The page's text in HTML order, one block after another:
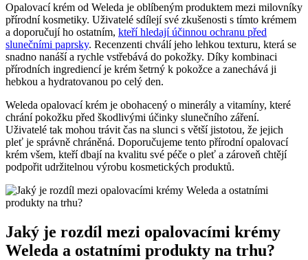
Opalovací krém od Weleda je oblíbeným produktem mezi milovníky
přírodní kosmetiky. Uživatelé sdílejí své zkušenosti s tímto krémem
a doporučují ho ostatním, kteří hledají účinnou ochranu před
slunečními paprsky. Recenzenti chválí jeho lehkou texturu, která se
snadno nanáší a rychle vstřebává do pokožky. Díky kombinaci
přírodních ingrediencí je krém šetrný k pokožce a zanechává ji
hebkou a hydratovanou po celý den.
Weleda opalovací krém je obohacený o minerály a vitamíny, které
chrání pokožku před škodlivými účinky slunečního záření.
Uživatelé tak mohou trávit čas na slunci s větší jistotou, že jejich
pleť je správně chráněná. Doporučujeme tento přírodní opalovací
krém všem, kteří dbají na kvalitu své péče o pleť a zároveň chtějí
podpořit udržitelnou výrobu kosmetických produktů.
Jaký je rozdíl mezi opalovacími krémy
Weleda a ostatními produkty na trhu?